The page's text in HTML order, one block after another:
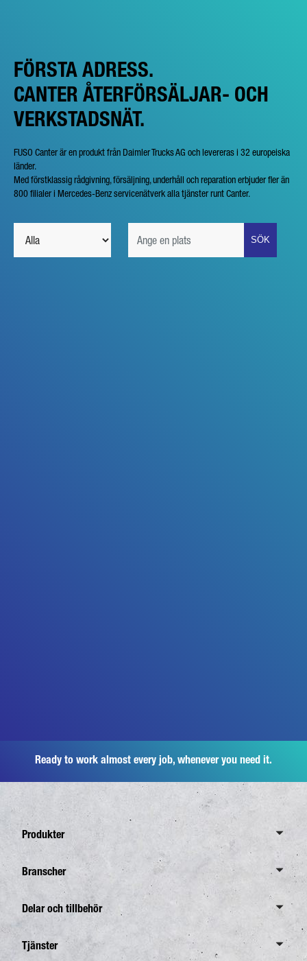
FÖRSTA ADRESS.
CANTER ÅTERFÖRSÄLJAR- OCH
VERKSTADSNÄT.
FUSO Canter är en produkt från Daimler Trucks AG och levereras i 32 europeiska
länder.
Med förstklassig rådgivning, försäljning, underhåll och reparation erbjuder fler än
800 filialer i Mercedes-Benz servicenätverk alla tjänster runt Canter.
Ready to work almost every job, whenever you need it.
Produkter
Översikt Canter
7,5 ton
8,55 ton
Branscher
Översikt branscher
Avfallsinsamling
Delar och tillbehör
Översikt delar och tillbehör
Tjänster